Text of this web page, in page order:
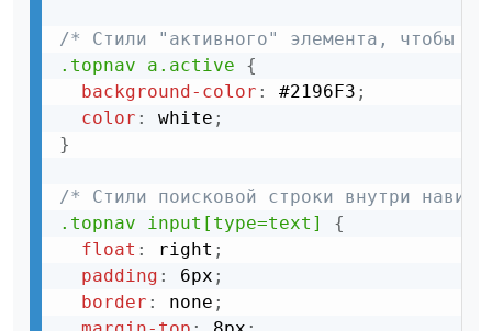
/* Стили "активного" элемента, чтобы
.topnav a.active
{
background-color : #2196F3 ;
color : white ;
}
/* Стили поисковой строки внутри
.topnav input[type=text]
{
float : right ;
padding : 6px ;
border : none ;